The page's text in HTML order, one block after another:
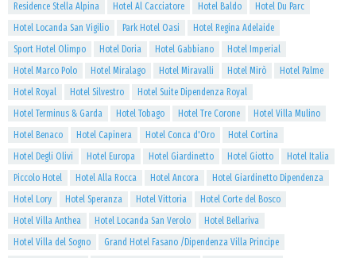
Residence Stella Alpina
Hotel Al Cacciatore Hotel Baldo
Hotel Du Parc
Hotel Locanda San Vigilio
Park Hotel Oasi
Hotel Regina Adelaide
Sport Hotel Olimpo
Hotel Doria Hotel Gabbiano
Hotel Imperial
Hotel Marco Polo
Hotel Miralago Hotel Miravalli Hotel Mirò
Hotel Palme
Hotel Royal
Hotel Silvestro
Hotel Suite Dipendenza Royal
Hotel Terminus & Garda
Hotel Tobago Hotel Tre Corone
Hotel Villa Mulino
Hotel Benaco
Hotel Capinera Hotel Conca d'Oro
Hotel Cortina
Hotel Degli Olivi
Hotel Europa Hotel Giardinetto Hotel Giotto
Hotel Italia
Piccolo Hotel
Hotel Alla Rocca Hotel Ancora
Hotel Giardinetto Dipendenza
Hotel Lory
Hotel Speranza Hotel Vittoria
Hotel Corte del Bosco
Hotel Villa Anthea
Hotel Locanda San Verolo
Hotel Bellariva
Hotel Villa del Sogno
Grand Hotel Fasano /Dipendenza Villa Principe